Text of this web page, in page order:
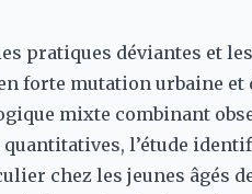
pratiques déviantes et
forte mutation urbaine
mixte combinant
l’étude
chez les jeunes âgés